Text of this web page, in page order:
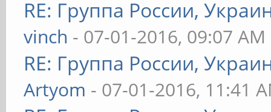
RE: Группа России,
vinch - 07-01-2016, 09:07 AM
RE: Группа России,
Artyom - 07-01-2016, 11:41